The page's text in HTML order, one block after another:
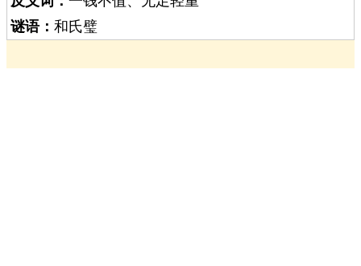
谜语： 和氏璧